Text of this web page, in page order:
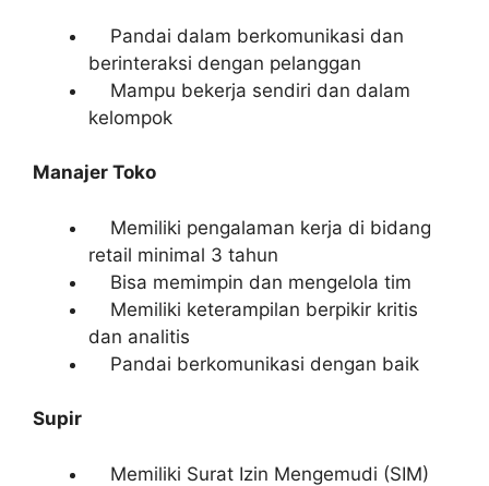
Pandai dalam berkomunikasi dan
berinteraksi dengan pelanggan
Mampu bekerja sendiri dan dalam
kelompok
Manajer Toko
Memiliki pengalaman kerja di bidang
retail minimal 3 tahun
Bisa memimpin dan mengelola tim
Memiliki keterampilan berpikir kritis
dan analitis
Pandai berkomunikasi dengan baik
Supir
Memiliki Surat Izin Mengemudi (SIM)